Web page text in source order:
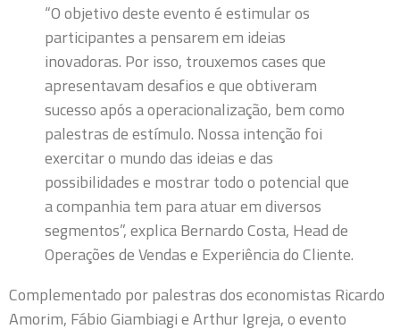
“O objetivo deste evento é estimular os
participantes a pensarem em ideias
inovadoras. Por isso, trouxemos cases que
apresentavam desafios e que obtiveram
sucesso após a operacionalização, bem como
palestras de estímulo. Nossa intenção foi
exercitar o mundo das ideias e das
possibilidades e mostrar todo o potencial que
a companhia tem para atuar em diversos
segmentos”, explica Bernardo Costa, Head de
Operações de Vendas e Experiência do Cliente.
Complementado por palestras dos economistas Ricardo
Amorim, Fábio Giambiagi e Arthur Igreja, o evento